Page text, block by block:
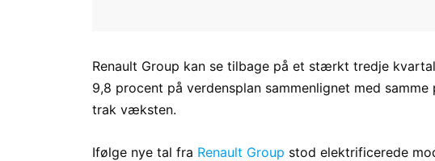
Renault Group kan se tilbage på et stærkt tredje
9,8 procent på verdensplan sammenlignet med
trak væksten.
Ifølge nye tal fra Renault Group stod elektrificerede